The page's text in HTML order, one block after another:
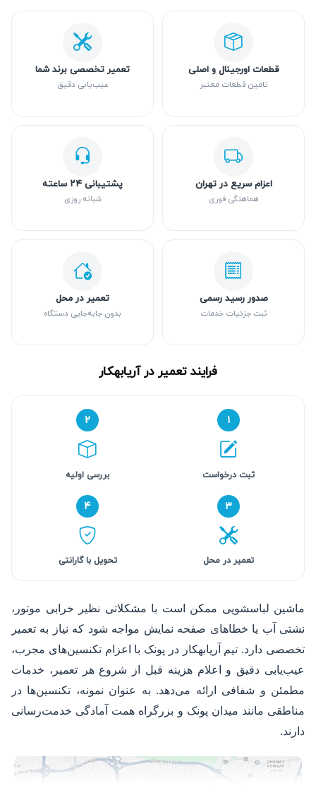
قطعات اورجینال و اصلی
تامین قطعات معتبر
تعمیر تخصصی برند شما
عیب‌یابی دقیق
اعزام سریع در تهران
هماهنگی فوری
پشتیبانی ۲۴ ساعته
شبانه روزی
صدور رسید رسمی
ثبت جزئیات خدمات
تعمیر در محل
بدون جابه‌جایی دستگاه
فرایند تعمیر در آریابهکار
۱
ثبت درخواست
۲
بررسی اولیه
۳
تعمیر در محل
۴
تحویل با گارانتی
ماشین لباسشویی ممکن است با مشکلاتی نظیر خرابی موتور،
نشتی آب یا خطاهای صفحه نمایش مواجه شود که نیاز به تعمیر
تخصصی دارد. تیم آریابهکار در پونک با اعزام تکنسین‌های مجرب،
عیب‌یابی دقیق و اعلام هزینه قبل از شروع هر تعمیر، خدمات
مطمئن و شفافی ارائه می‌دهد. به عنوان نمونه، تکنسین‌ها در
مناطقی مانند میدان پونک و بزرگراه همت آمادگی خدمت‌رسانی
دارند.